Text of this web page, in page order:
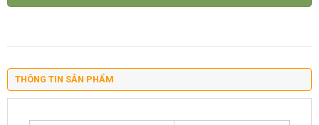
THÔNG TIN SẢN PHẨM